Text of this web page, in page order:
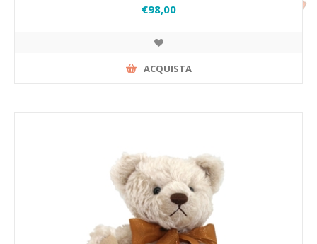
€98,00
ACQUISTA